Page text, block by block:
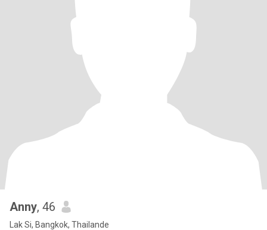
Anny, 46
Lak Si, Bangkok, Thailande